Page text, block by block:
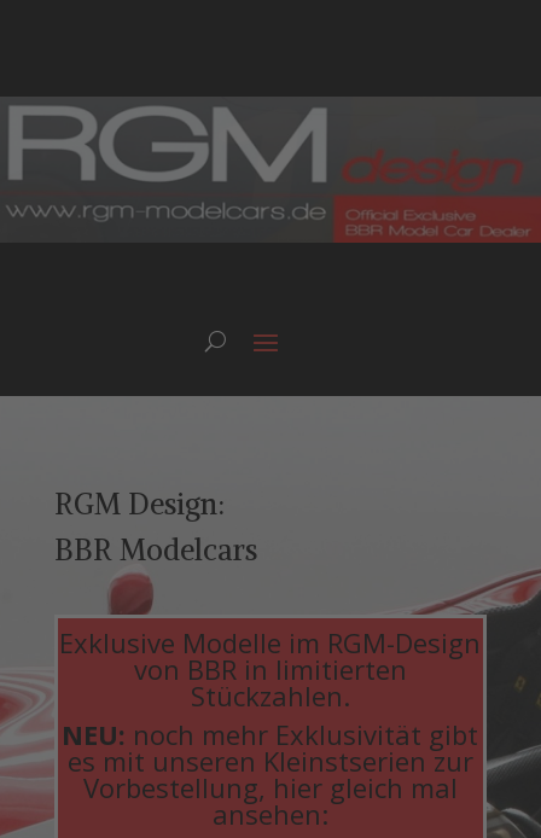
RGM Design:
BBR Modelcars
Exklusive Modelle im RGM-Design
von BBR in limitierten
Stückzahlen.
NEU: noch mehr Exklusivität gibt
es mit unseren Kleinstserien zur
Vorbestellung, hier gleich mal
ansehen: